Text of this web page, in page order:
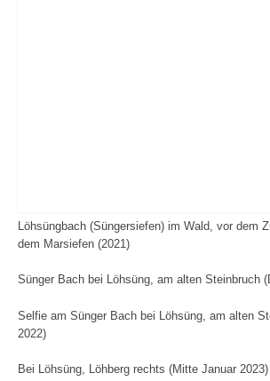
Löhsüngbach (Süngersiefen) im Wald, vor dem
dem Marsiefen (2021)
Sünger Bach bei Löhsüng, am alten Steinbruch
Selfie am Sünger Bach bei Löhsüng, am alten
2022)
Bei Löhsüng, Löhberg rechts (Mitte Januar 2023)